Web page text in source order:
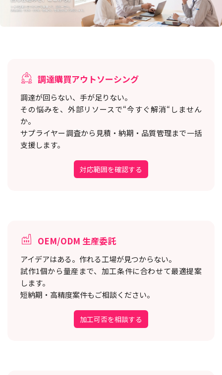
調達購買アウトソーシング
調達が回らない、手が足りない。
その悩みを、外部リソースで“今すぐ解消“しません
か。
サプライヤー調査から見積・納期・品質管理まで一括
支援します。
対応範囲を確認する
OEM/ODM 生産委託
アイデアはある。作れる工場が見つからない。
試作1個から量産まで、加工条件に合わせて最適提案
します。
短納期・高精度案件もご相談ください。
加工可否を相談する